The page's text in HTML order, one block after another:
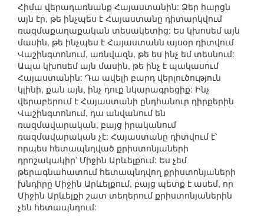
Հիմա վերադառնանք Հայաստանին: Ձեր հարցն
այն էր, թե ինչպես է Հայաստանը դիտարկվում
ռազմաքաղաքական տեսակետից: Ես կխոսեմ այն
մասին, թե ինչպես է Հայաստանն այսօր դիտվում
Վաշինգտոնում, առնվազն, թե ես ինչ եմ տեսնում:
Ապա կխոսեմ այն մասին, թե ինչ է պակասում
Հայաստանին: Դա ավելի բարդ վերլուծություն
կլինի, քան այն, ինչ դուք նկարագրեցիք: Ինչ
վերաբերում է Հայաստանի ընդհանուր դիրքերին
Վաշինգտոնում, դա անվանում են
ռազմավարական, բայց իրականում
ռազմավարական չէ: Հայաստանը դիտվում է՝
որպես հետապնդված քրիստոնյաների
դրոշակակիր՝ Միջին Արևելքում: Ես չեմ
թերագնահատում հետապնդվող քրիստոնյաների
խնդիրը Միջին Արևելքում, բայց պետք է ասեմ, որ
Միջին Արևելքի շատ տեղերում քրիստոնյաներին
չեն հետապնդում: